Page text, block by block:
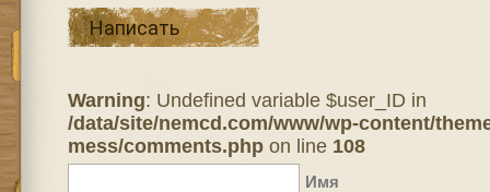
Написать
Warning: Undefined variable $user_ID in
/data/site/nemcd.com/www/wp-content/
mess/comments.phpon line 108
Имя